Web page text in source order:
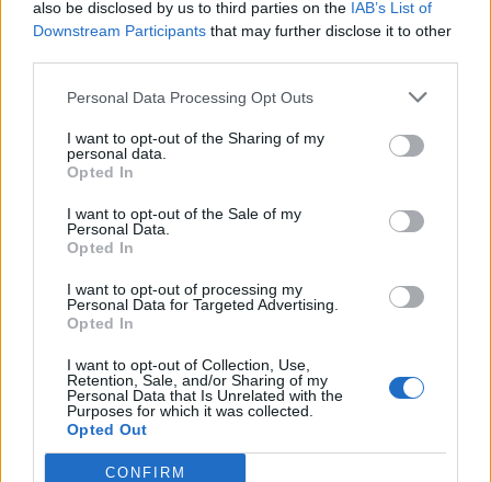
also be disclosed by us to third parties on the IAB’s List of
Downstream Participants that may further disclose it to other
Personal Data Processing Opt Outs
I want to opt-out of the Sharing of my
personal data.
Opted In
I want to opt-out of the Sale of my
Personal Data.
Opted In
I want to opt-out of processing my
Personal Data for Targeted Advertising.
Opted In
I want to opt-out of Collection, Use,
Retention, Sale, and/or Sharing of my
Personal Data that Is Unrelated with the
Purposes for which it was collected.
Opted Out
CONFIRM